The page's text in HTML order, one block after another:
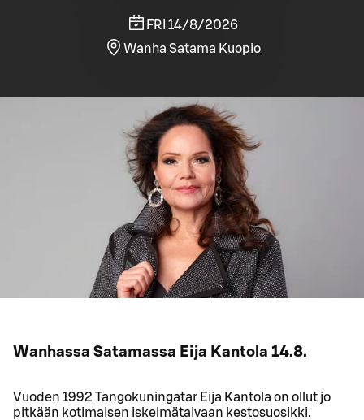
FRI 14/8/2026
Wanha Satama Kuopio
Wanhassa Satamassa Eija Kantola 14.8.
Vuoden 1992 Tangokuningatar Eija Kantola on ollut jo
pitkään kotimaisen iskelmätaivaan kestosuosikki.